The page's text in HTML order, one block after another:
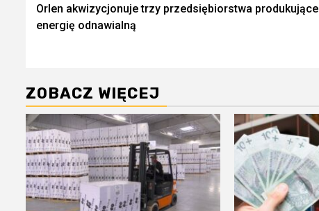
wpisy
Orlen akwizycjonuje trzy przedsiębiorstwa produkujące
energię odnawialną
ZOBACZ WIĘCEJ